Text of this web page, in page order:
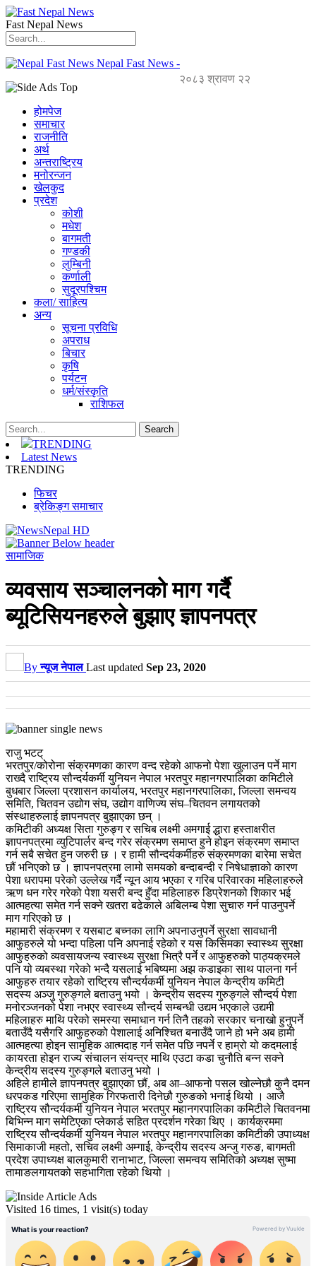
Fast Nepal News
Nepal Fast News -
२०८३ श्रावण २२
होमपेज
समाचार
राजनीति
अर्थ
अन्तराष्ट्रिय
मनोरन्जन
खेलकुद
प्रदेश
कोशी
मधेश
बागमती
गण्डकी
लुम्बिनी
कर्णाली
सुदूरपश्चिम
कला/ साहित्य
अन्य
सूचना प्रविधि
अपराध
बिचार
कृषि
पर्यटन
धर्म/संस्कृति
राशिफल
TRENDING
Latest News
TRENDING
फिचर
ब्रेकिङ्ग समाचार
सामाजिक
व्यवसाय सञ्चालनको माग गर्दैै
ब्यूटिसियनहरुले बुझाए ज्ञापनपत्र
Byन्यूज नेपाल Last updated Sep 23, 2020
राजु भटट्
भरतपुर/कोरोना संक्रमणका कारण वन्द रहेको आफनो पेशा खुलाउन पर्ने माग
राख्दै राष्ट्रिय सौन्दर्यकर्मी युनियन नेपाल भरतपुर महानगरपालिका कमिटीले
बुधबार जिल्ला प्रशासन कार्यालय, भरतपुर महानगरपालिका, जिल्ला समन्वय
समिति, चितवन उद्योग संघ, उद्योग वाणिज्य संघ–चितवन लगायतको
संस्थाहरुलाई ज्ञापनपत्र बुझाएका छन् ।
कमिटीकी अध्यक्ष सिता गुरुङ्ग र सचिब लक्ष्मी अमगाई द्धारा हस्ताक्षरीत
ज्ञापनपत्रमा व्युटिपार्लर बन्द गरेर संक्रमण समाप्त हुने होइन संक्रमण समाप्त
गर्न सबै सचेत हुन जरुरी छ । र हामी सौन्दर्यकर्मीहरु संक्रमणका बारेमा सचेत
छौं भनिएको छ । ज्ञापनपत्रमा लामो समयको बन्दाबन्दी र निषेधाज्ञाको कारण
पेशा धरापमा परेको उल्लेख गर्दै न्यून आय भएका र गरिब परिवारका महिलाहरुले
ऋण धन गरेर गरेको पेशा यसरी बन्द हुँदा महिलाहरु डिप्रेशनको शिकार भई
आत्महत्या समेत गर्न सक्ने खतरा बढेकाले अबिलम्ब पेशा सुचारु गर्न पाउनुपर्ने
माग गरिएको छ ।
महामारी संक्रमण र यसबाट बच्नका लागि अपनाउनुपर्ने सुरक्षा सावधानी
आफुहरुले यो भन्दा पहिला पनि अपनाई रहेको र यस किसिमका स्वास्थ्य सुरक्षा
आफुहरुको व्यवसायजन्य स्वास्थ्य सुरक्षा भित्रै पर्ने र आफुहरुको पाठ्यक्रमले
पनि यो व्यबस्था गरेको भन्दै यसलाई भबिष्यमा अझ कडाइका साथ पालना गर्न
आफुहरु तयार रहेको राष्ट्रिय सौन्दर्यकर्मी युनियन नेपाल केन्द्रीय कमिटी
सदस्य अञ्जु गुरुङ्गले बताउनु भयो । केन्द्रीय सदस्य गुरुङ्गले सौन्दर्य पेशा
मनोरञ्जनको पेशा नभएर स्वास्थ्य सौन्दर्य सम्बन्धी उद्यम भएकाले उद्यमी
महिलाहरु माथि परेको समस्या समाधान गर्न तिनै तहको सरकार चनाखो हुनुपर्ने
बताउँदै यसैगरि आफुहरुको पेशालाई अनिश्चित बनाउँदै जाने हो भने अब हामी
आत्महत्या होइन सामुहिक आत्मदाह गर्न समेत पछि नपर्ने र हाम्रो यो कदमलाई
कायरता होइन राज्य संचालन संयन्त्र माथि एउटा कडा चुनौति बन्न सक्ने
केन्द्रीय सदस्य गुरुङ्गले बताउनु भयो ।
अहिले हामीले ज्ञापनपत्र बुझाएका छौं, अब आ–आफनो पसल खोल्नेछौ कुनै दमन
धरपकड गरिएमा सामुहिक गिरफतारी दिनेछौ गुरुङको भनाई थियो । आजै
राष्ट्रिय सौन्दर्यकर्मी युनियन नेपाल भरतपुर महानगरपालिका कमिटीले चितवनमा
बिभिन्न माग समेटिएका प्लेकार्ड सहित प्रदर्शन गरेका थिए । कार्यक्रममा
राष्ट्रिय सौन्दर्यकर्मी युनियन नेपाल भरतपुर महानगरपालिका कमिटीकी उपाध्यक्ष
सिमाकाजी महतो, सचिव लक्ष्मी अम्गाई, केन्द्रीय सदस्य अन्जु गरुङ, बागमती
प्रदेश उपाध्यक्ष बालकुमारी रानाभाट, जिल्ला समन्वय समितिको अध्यक्ष सुष्मा
तामाङलगायतको सहभागिता रहेको थियो ।
Visited 16 times, 1 visit(s) today